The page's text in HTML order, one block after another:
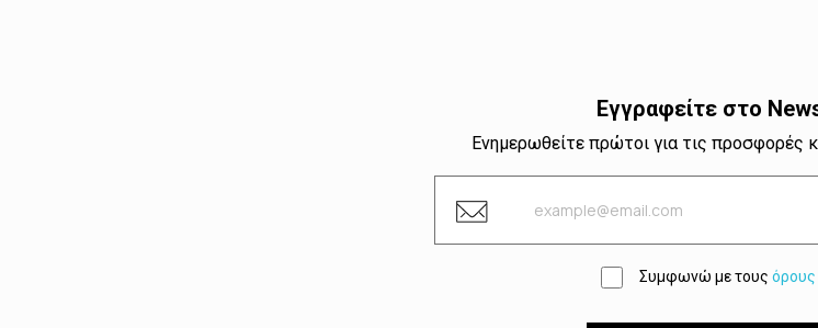
Εγγραφείτε στο
Ενημερωθείτε πρώτοι για τις προσφορές
Συμφωνώ με τους